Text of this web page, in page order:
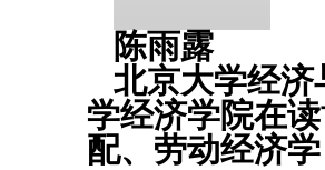
陈雨露
北京大学经
学经济学院在
配、劳动经济学